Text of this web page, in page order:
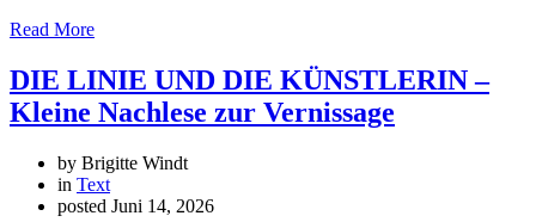
Read More
DIE LINIE UND DIE KÜNSTLERIN –
Kleine Nachlese zur Vernissage
by Brigitte Windt
in Text
posted Juni 14, 2026